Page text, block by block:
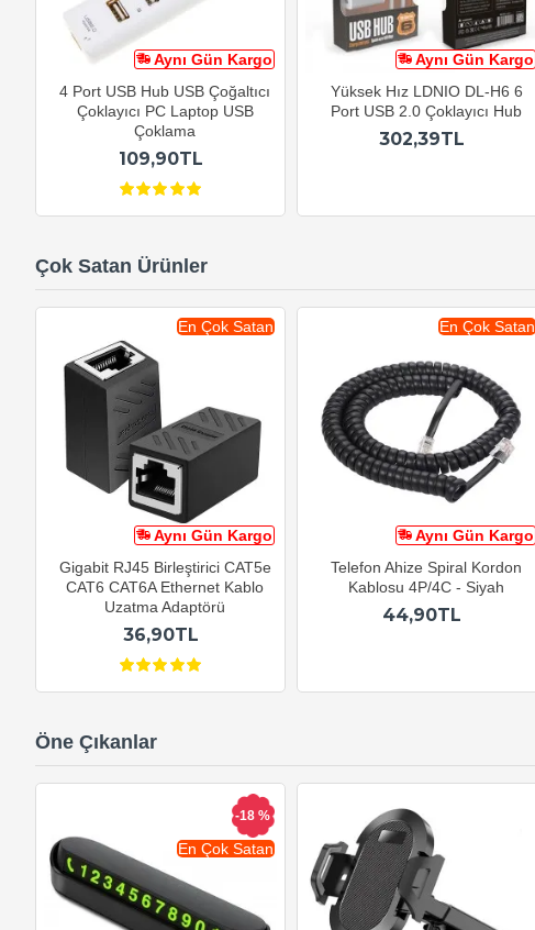
Aynı Gün Kargo
4 Port USB Hub USB Çoğaltıcı
Çoklayıcı PC Laptop USB
Çoklama
109,90TL
Aynı Gün Kargo
Yüksek Hız LDNIO DL-H6 6
Port USB 2.0 Çoklayıcı Hub
302,39TL
Çok Satan Ürünler
Aynı Gün Kargo
En Çok Satan
Gigabit RJ45 Birleştirici CAT5e
CAT6 CAT6A Ethernet Kablo
Uzatma Adaptörü
36,90TL
Aynı Gün Kargo
En Çok Satan
Telefon Ahize Spiral Kordon
Kablosu 4P/4C - Siyah
44,90TL
Öne Çıkanlar
En Çok Satan
-18 %